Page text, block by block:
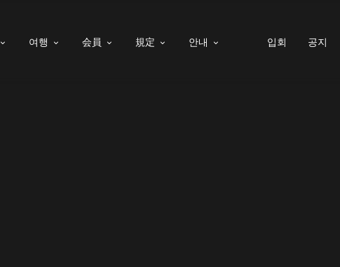
 여행  会員  規定  안내  입회 공지